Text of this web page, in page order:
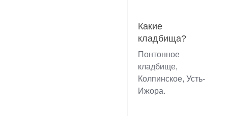
Какие
кладбища?
Понтонное
кладбище,
Колпинское, Усть-
Ижора.